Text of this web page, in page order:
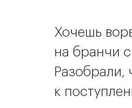
Хочешь
на бранчи
Разобрали,
к